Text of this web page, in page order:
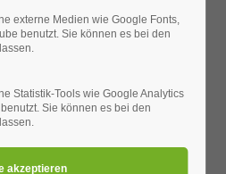
externe Medien wie Google Fonts,
benutzt. Sie können es bei den
Statistik-Tools wie Google Analytics
Sie können es bei den